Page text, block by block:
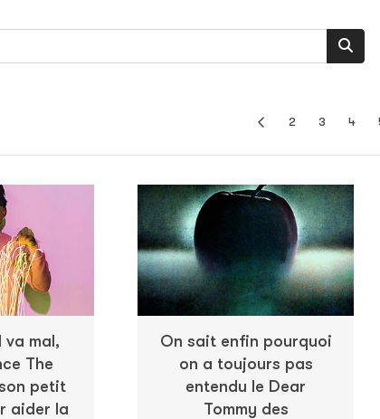
2 3 4
va mal,
The
petit
aider la
On sait enfin pourquoi
on a toujours pas
entendu le Dear
Tommy des